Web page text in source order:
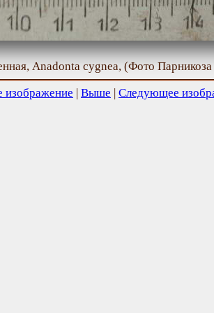
Anadonta cygnea, (Фото
| Выше | Следующее